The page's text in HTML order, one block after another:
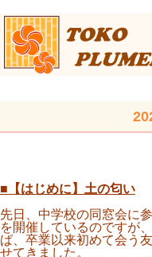
■【はじめに】土の匂い
先日、中学校の同窓会に
を開催しているのですが
ば、卒業以来初めて会う
せてきました。